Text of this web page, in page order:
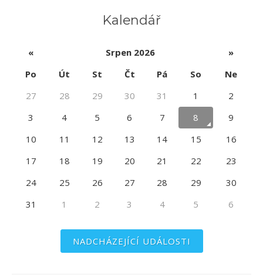
Kalendář
« Srpen 2026
»
Po
Út St Čt Pá So
Ne
27
28 29 30 31 1
2
3
4 5 6 7 8
9
10
11 12 13 14 15
16
17
18 19 20 21 22
23
24
25 26 27 28 29
30
31
1 2 3 4 5 6
NADCHÁZEJÍCÍ UDÁLOSTI